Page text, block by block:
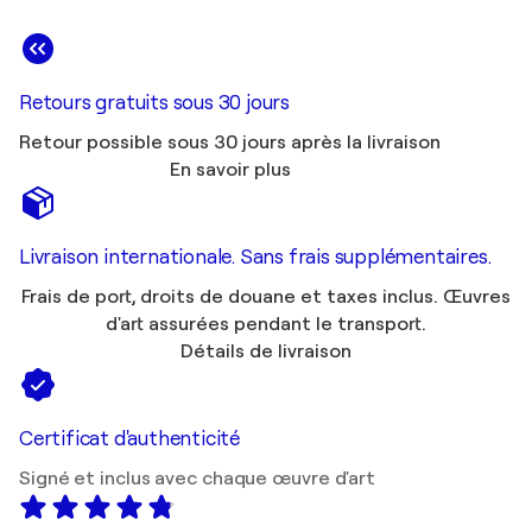
Retours gratuits sous 30 jours
Retour possible sous 30 jours après la livraison
En savoir plus
Livraison internationale. Sans frais supplémentaires.
Frais de port, droits de douane et taxes inclus. Œuvres
d'art assurées pendant le transport.
Détails de livraison
Certificat d'authenticité
Signé et inclus avec chaque œuvre d'art